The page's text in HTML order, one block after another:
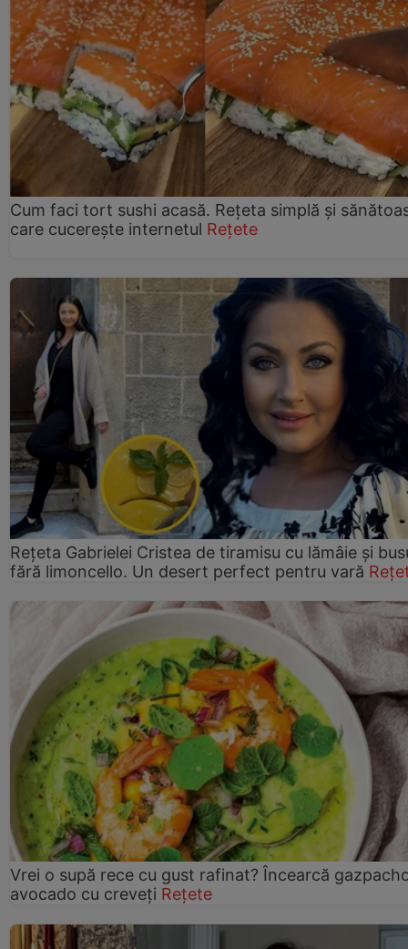
Cum faci tort sushi acasă. Rețeta simplă și
care cucerește internetul Rețete
Rețeta Gabrielei Cristea de tiramisu cu lămâie și
fără limoncello. Un desert perfect pentru vară
Vrei o supă rece cu gust rafinat? Încearcă
avocado cu creveți Rețete